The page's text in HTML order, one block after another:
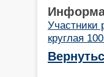
Участники
круглая